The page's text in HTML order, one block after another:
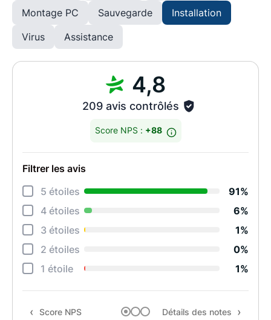
Montage PC
Sauvegarde
Installation
Virus
Assistance
4,8
209 avis contrôlés
Score NPS : +88
Filtrer les avis
5 étoiles
91%
4 étoiles
6%
3 étoiles
1%
2 étoiles
0%
1 étoile
1%
Score NPS Détails des notes